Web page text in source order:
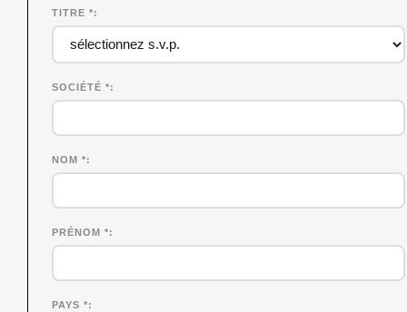
TITRE *
SOCIÉTÉ*
NOM*
PRÉNOM*
PAYS *